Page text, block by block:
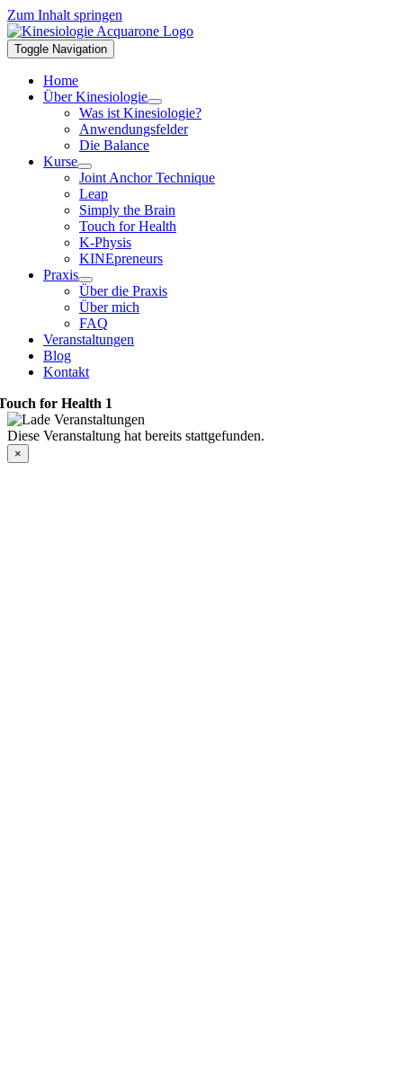
Zum Inhalt springen
Toggle Navigation
Home
Über Kinesiologie
Was ist Kinesiologie?
Anwendungsfelder
Die Balance
Kurse
Joint Anchor Technique
Leap
Simply the Brain
Touch for Health
K-Physis
KINEpreneurs
Praxis
Über die Praxis
Über mich
FAQ
Veranstaltungen
Blog
Kontakt
for Health 1
Diese Veranstaltung hat bereits stattgefunden.
×